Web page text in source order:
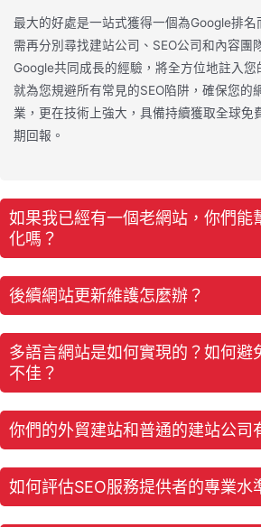
最大的好處是一站式獲得一個為Google排
需再分別尋找建站公司、SEO公司和內容團
Google共同成長的經驗，將全方位地註入
就為您規避所有常見的SEO陷阱，確保您的
業，更在技術上強大，具備持續獲取全球免
期回報。
如果我已經有一個老網站，你們能
化嗎？
後續網站更新維護怎麼辦？
多語言網站是如何實現的？如何避
不佳？
你們的外貿建站和普通的建站公司
如何評估SEO服務提供者的專業水